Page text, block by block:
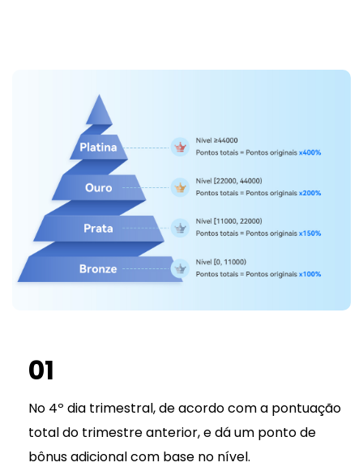
01
No 4º dia trimestral, de acordo com a pontuação
total do trimestre anterior, e dá um ponto de
bônus adicional com base no nível.